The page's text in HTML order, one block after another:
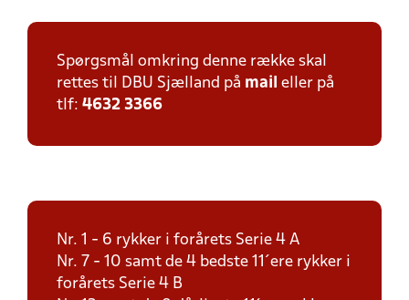
Spørgsmål omkring denne række skal
rettes til DBU Sjælland på mail eller på
tlf: 4632 3366
Nr. 1 - 6 rykker i forårets Serie 4 A
Nr. 7 - 10 samt de 4 bedste 11´ere rykker i
forårets Serie 4 B